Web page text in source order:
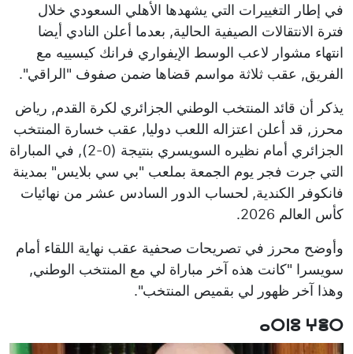
في إطار التغييرات التي يشهدها الأهلي السعودي خلال
فترة الانتقالات الصيفية الحالية, بعدما أعلن النادي أيضا
انتهاء مشوار لاعب الوسط الإيفواري فرانك كيسييه مع
الفريق, عقب ثلاثة مواسم قضاها ضمن صفوف "الراقي".
يذكر أن قائد المنتخب الوطني الجزائري لكرة القدم, رياض
محرز, قد أعلن اعتزاله اللعب دوليا, عقب خسارة المنتخب
الجزائري أمام نظيره السويسري بنتيجة (0-2), في المباراة
التي جرت فجر يوم الجمعة بملعب "بي سي بلايس" بمدينة
فانكوفر الكندية, لحساب الدور السادس عشر من نهائيات
كأس العالم 2026.
وأوضح محرز في تصريحات صحفية عقب نهاية اللقاء أمام
سويسرا "كانت هذه آخر مباراة لي مع المنتخب الوطني,
وهذا آخر ظهور لي بقميص المنتخب".
ⴰⵔⵏⵓ ⵖⴻⵔ